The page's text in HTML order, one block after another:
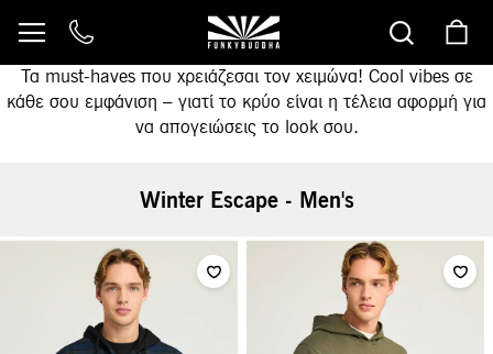
στο
Τα must-haves που χρειάζεσαι τον χειμώνα! Cool vibes σε
κάθε σου εμφάνιση – γιατί το κρύο είναι η τέλεια αφορμή για
να απογειώσεις το look σου.
Winter Escape - Men's